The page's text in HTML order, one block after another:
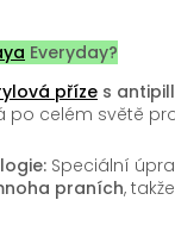
Everyday?
příze s
po celém světě
Speciální
praních,